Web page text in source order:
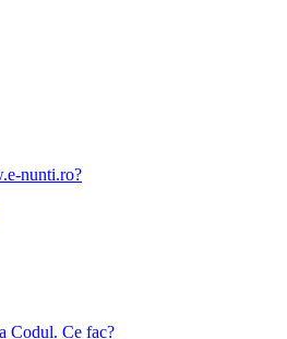
nunti.ro?
Codul. Ce fac?